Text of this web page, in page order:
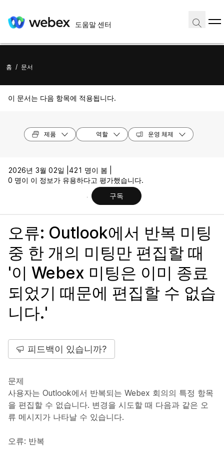
도움말 센터
홈 / 문서
이 문서는 다음 항목에 적용됩니다.
제품 역할 운영 체제
2026년 3월 02일 | 421 명이 봄 |
0 명이 이 정보가 유용하다고 평가했습니다.
구독
오류: Outlook에서 반복 미팅
중 한 개의 미팅만 편집할 때
'이 Webex 미팅은 이미 종료
되었기 때문에 편집할 수 없습
니다.'
피드백이 있습니까?
문제
사용자는 Outlook에서 반복되는 Webex 회의의 특정 항목
을 편집할 수 없습니다. 변경을 시도할 때 다음과 같은 오
류 메시지가 나타날 수 있습니다.
오류: 반복